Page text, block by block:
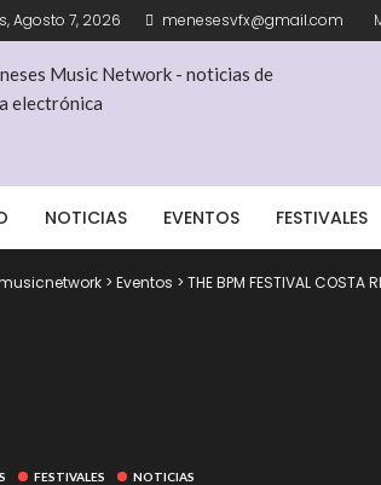
Agosto 7, 2026 menesesvfx@gmail.com
NOTICIAS EVENTOS FESTIVALES
> Eventos > THE BPM FESTIVAL COSTA
FESTIVALES NOTICIAS